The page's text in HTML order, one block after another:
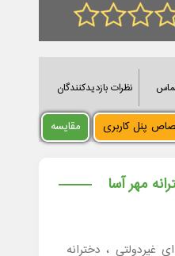
نظرات بازدیدکنندگان
پنل کاربری مقایسه
مهر آسا
غیردولتی ، دخترانه